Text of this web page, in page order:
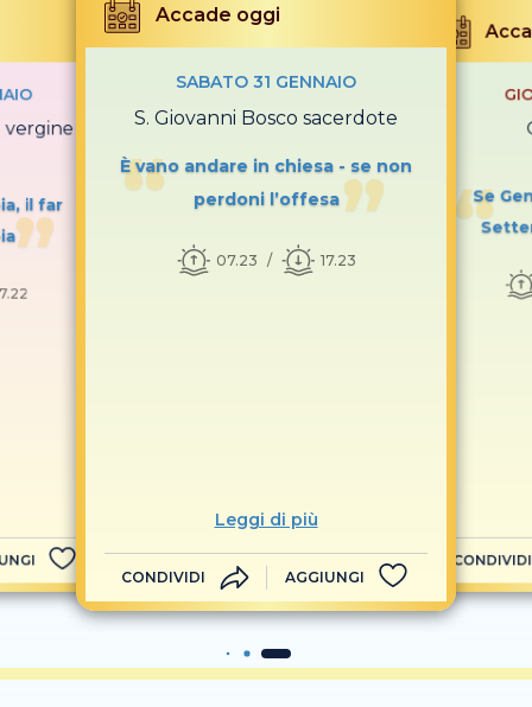
vergine
il far
Accade oggi
SABATO 31 GENNAIO
S. Giovanni Bosco sacerdote
È vano andare in chiesa - se non
perdoni l’offesa
07.23 17.23
Leggi di più
CONDIVIDI AGGIUNGI
Se
CONDIVIDI